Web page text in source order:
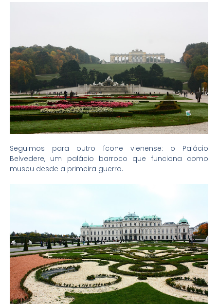
Seguimos para outro ícone vienense: o Palácio
Belvedere, um palácio barroco que funciona como
museu desde a primeira guerra.